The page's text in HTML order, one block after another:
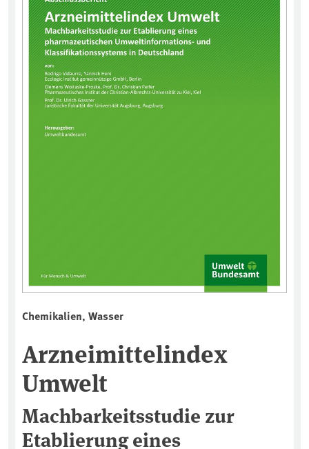
Chemikalien, Wasser
Arzneimittelindex
Umwelt
Machbarkeitsstudie zur
Etablierung eines